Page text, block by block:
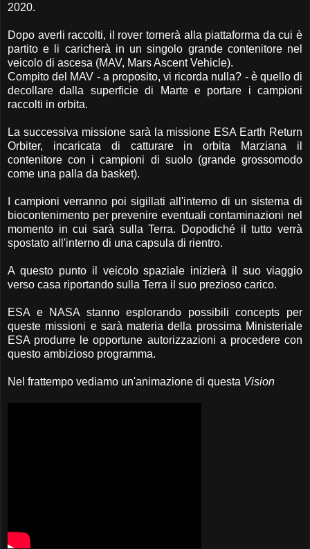
2020.
Dopo averli raccolti, il rover tornerà alla piattaforma da cui è
partito e li caricherà in un singolo grande contenitore nel
veicolo di ascesa (MAV, Mars Ascent Vehicle).
Compito del MAV - a proposito, vi ricorda nulla? - è quello di
decollare dalla superficie di Marte e portare i campioni
raccolti in orbita.
La successiva missione sarà la missione ESA Earth Return
Orbiter, incaricata di catturare in orbita Marziana il
contenitore con i campioni di suolo (grande grossomodo
come una palla da basket).
I campioni verranno poi sigillati all'interno di un sistema di
biocontenimento per prevenire eventuali contaminazioni nel
momento in cui sarà sulla Terra. Dopodiché il tutto verrà
spostato all'interno di una capsula di rientro.
A questo punto il veicolo spaziale inizierà il suo viaggio
verso casa riportando sulla Terra il suo prezioso carico.
ESA e NASA stanno esplorando possibili concepts per
queste missioni e sarà materia della prossima Ministeriale
ESA produrre le opportune autorizzazioni a procedere con
questo ambizioso programma.
Nel frattempo vediamo un'animazione di questa Vision